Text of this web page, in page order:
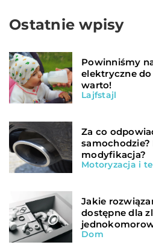
Ostatnie wpisy
Powinniśmy
elektryczne
warto!
Lajfstajl
Za co
samochodzie?
modyfikacja?
Motoryzacja i
Jakie
dostępne dla
Dom